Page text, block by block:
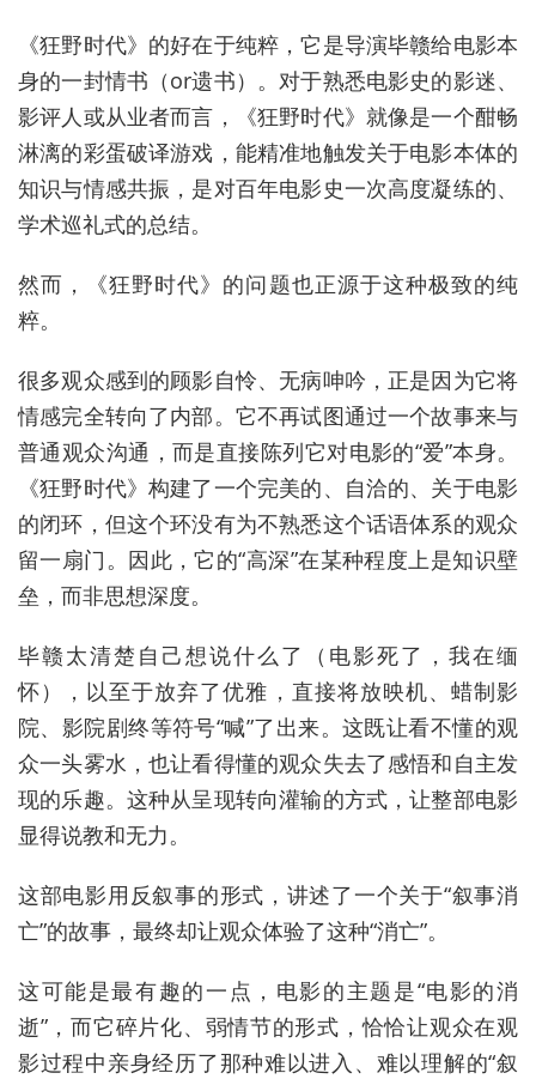
《狂野时代》的好在于纯粹，它是导演毕赣给电影本
身的一封情书（or遗书）。对于熟悉电影史的影迷、
影评人或从业者而言，《狂野时代》就像是一个酣畅
淋漓的彩蛋破译游戏，能精准地触发关于电影本体的
知识与情感共振，是对百年电影史一次高度凝练的、
学术巡礼式的总结。
然而，《狂野时代》的问题也正源于这种极致的纯
粹。
很多观众感到的顾影自怜、无病呻吟，正是因为它将
情感完全转向了内部。它不再试图通过一个故事来与
普通观众沟通，而是直接陈列它对电影的“爱”本身。
《狂野时代》构建了一个完美的、自洽的、关于电影
的闭环，但这个环没有为不熟悉这个话语体系的观众
留一扇门。因此，它的“高深”在某种程度上是知识壁
垒，而非思想深度。
毕赣太清楚自己想说什么了（电影死了，我在缅
怀），以至于放弃了优雅，直接将放映机、蜡制影
院、影院剧终等符号“喊”了出来。这既让看不懂的观
众一头雾水，也让看得懂的观众失去了感悟和自主发
现的乐趣。这种从呈现转向灌输的方式，让整部电影
显得说教和无力。
这部电影用反叙事的形式，讲述了一个关于“叙事消
亡”的故事，最终却让观众体验了这种“消亡”。
这可能是最有趣的一点，电影的主题是“电影的消
逝”，而它碎片化、弱情节的形式，恰恰让观众在观
影过程中亲身经历了那种难以进入、难以理解的“叙